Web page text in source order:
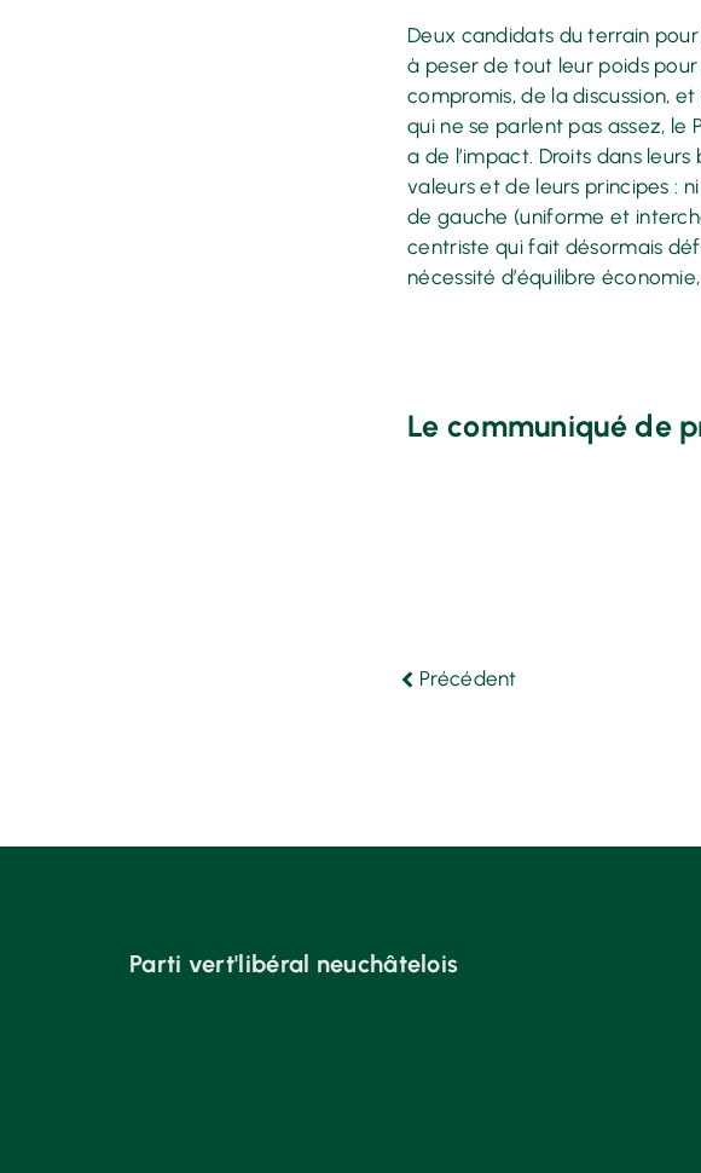
Deux candidats du terrain
à peser de tout leur poids
compromis, de la discussion,
qui ne se parlent pas assez, le
a de l’impact. Droits dans
valeurs et de leurs principes :
de gauche (uniforme et
centriste qui fait désormais
nécessité d’équilibre
Le communiqué de
Précédent
Parti vert'libéral neuchâtelois